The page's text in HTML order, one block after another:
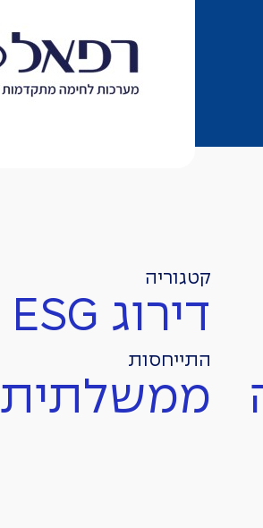
קטגוריה
דירוג ESG
התייחסות
ממשלתית